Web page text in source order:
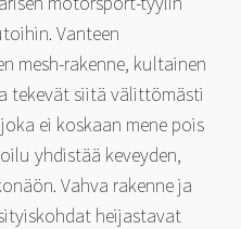
Vanteen
mesh-rakenne, kultainen
tekevät siitä välittömästi
ei koskaan mene pois
yhdistää keveyden,
Vahva rakenne ja
heijastavat